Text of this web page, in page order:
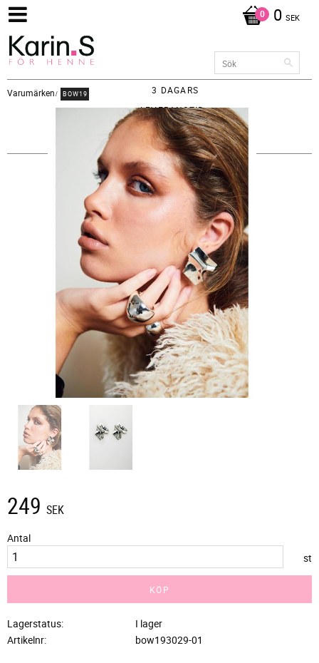
0 SEK
3 DAGARS
LEVERANSTID -
FRAKT 65KR
Varumärken BOW19
249 SEK
Antal
st
KÖP
Lagerstatus
I lager
Artikelnr
bow193029-01